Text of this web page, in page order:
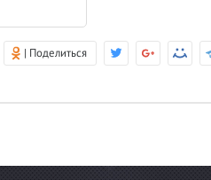
| Поделиться